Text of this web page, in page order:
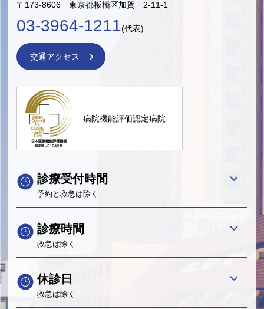
〒173-8606 東京都板橋区加賀 2-11-1
03-3964-1211(代表)
交通アクセス
病院機能評価認定病院
診療受付時間
予約と救急は除く
診療時間
救急は除く
休診日
救急は除く